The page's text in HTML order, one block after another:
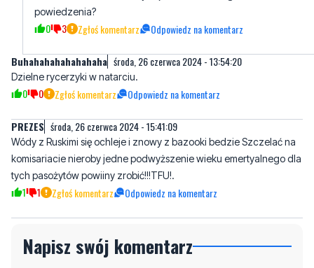
Buhahahahahahahaha
Dzielne rycerzyki w natarciu.
PREZES środa, 26 czerwca 2024 - 15:41:09
Wódy z Ruskimi się ochleje i znowy z bazooki bedzie Szczelać na
tych pasożytów powiiny zrobić!!!TFU!.
1 1 Zgłoś komentarz Odpowiedz na komentarz
Napisz swój komentarz
komentarze! Jeśli widzisz niestosowny wpis -
kliknij "zgłoś nadużycie".